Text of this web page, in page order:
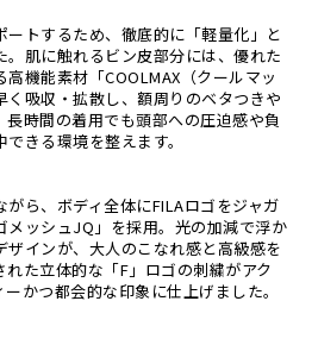
トするため、徹底的に「軽量化」と
。肌に触れるビン皮部分には、優れた
機能素材「COOLMAX（クールマッ
く吸収・拡散し、額周りのベタつきや
時間の着用でも頭部への圧迫感や負
きる環境を整えます。
ら、ボディ全体にFILAロゴをジャガ
メッシュJQ」を採用。光の加減で浮か
ザインが、大人のこなれ感と高級感を
た立体的な「F」ロゴの刺繍がアク
かつ都会的な印象に仕上げました。